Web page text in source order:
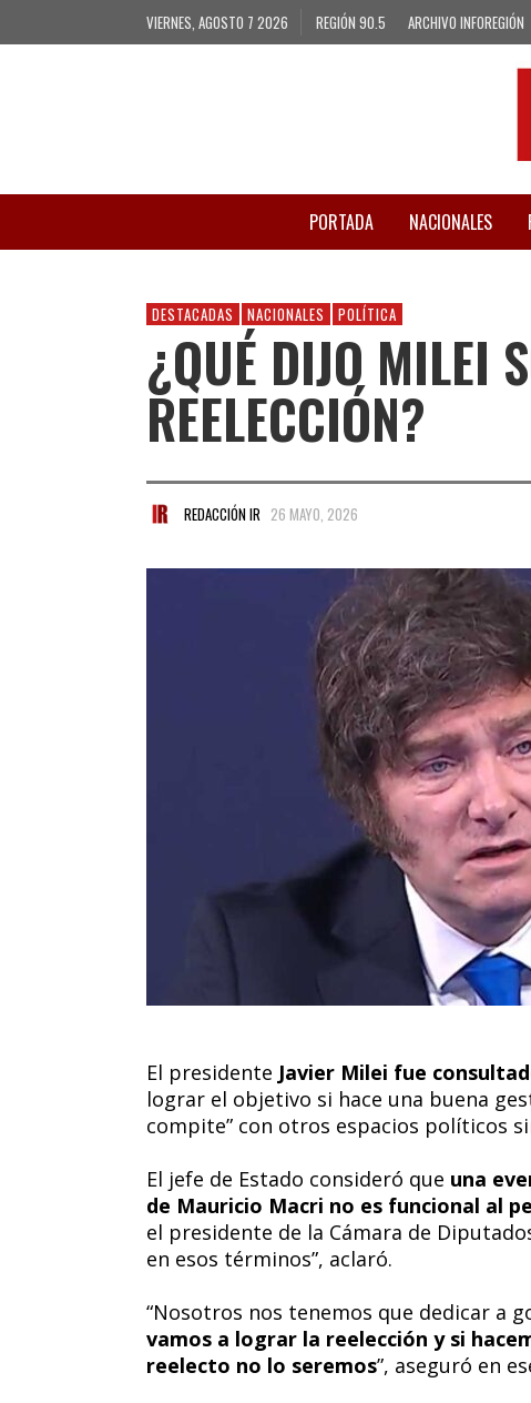
VIERNES, AGOSTO 7 2026 REGIÓN 90.5 ARCHIVO INFOREGIÓN
PORTADA NACIONALES
DESTACADAS NACIONALES POLÍTICA
¿QUÉ DIJO MILEI
REELECCIÓN?
REDACCIÓN IR 26 MAYO, 2026
El presidente Javier Milei fue
lograr el objetivo si hace una buena
compite” con otros espacios políticos
El jefe de Estado consideró que una
de Mauricio Macri no es funcional al
el presidente de la Cámara de
en esos términos”, aclaró.
“Nosotros nos tenemos que dedicar a
vamos a lograr la reelección y si
reelecto no lo seremos”, aseguró en